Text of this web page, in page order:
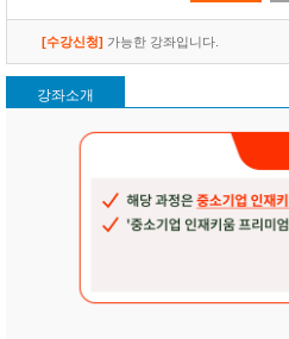
[수강신청] 가능한 강좌입니다.
강좌소개